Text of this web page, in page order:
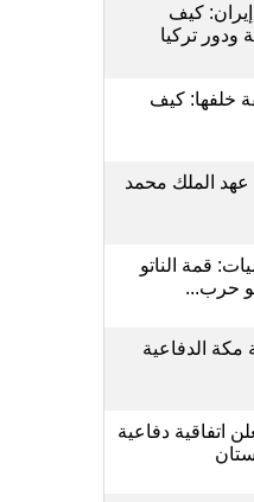
كيف
ودور تركيا
خلفها: كيف
عهد الملك محمد
قمة الناتو
حرب...
مكة الدفاعية
اتفاقية دفاعية